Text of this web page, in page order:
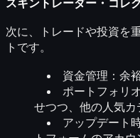
次に、トレードや投資を
トです。
資金管理 ：余
ポートフォリ
せつつ、他の人気
アップデート